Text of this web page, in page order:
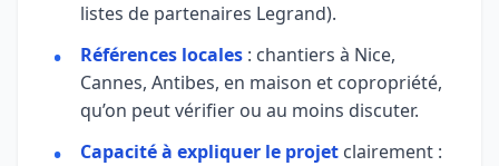
listes de partenaires Legrand).
Références locales : chantiers à Nice,
Cannes, Antibes, en maison et copropriété,
qu’on peut vérifier ou au moins discuter.
Capacité à expliquer le projet clairement :